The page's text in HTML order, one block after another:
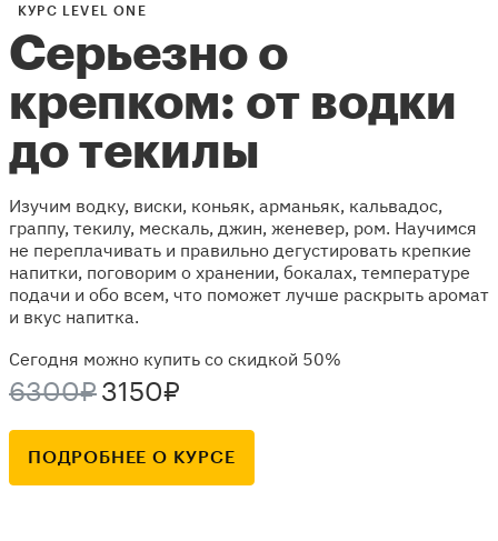
КУРС LEVEL ONE
Серьезно о
крепком: от водки
до текилы
Изучим водку, виски, коньяк, арманьяк, кальвадос,
граппу, текилу, мескаль, джин, женевер, ром. Научимся
не переплачивать и правильно дегустировать крепкие
напитки, поговорим о хранении, бокалах, температуре
подачи и обо всем, что поможет лучше раскрыть аромат
и вкус напитка.
Сегодня можно купить со скидкой 50%
6300₽ 3150₽
ПОДРОБНЕЕ О КУРСЕ